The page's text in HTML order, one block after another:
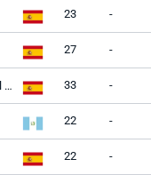
23 -
27 -
José Miguel Bernal Ortiz 33 -
22 -
22 -